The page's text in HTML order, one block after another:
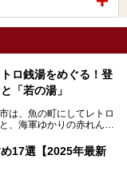
ロ銭湯をめぐる！登
「若の湯」
は、魚の町にしてレトロ
、海軍ゆかりの赤れんが
も残る2軒の銭湯「日の
登録有形文化財に指定さ
も現役のお風呂屋さんで
17選【2025年最新